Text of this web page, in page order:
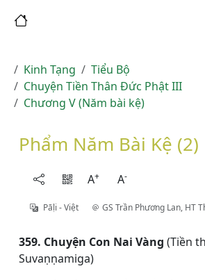
Kinh Tạng
Tiểu Bộ
Chuyện Tiền Thân Đức Phật III
Chương V (Năm bài kệ)
Phẩm Năm Bài Kệ (2)
A+ A-
Pāḷi - Việt GS Trần Phương Lan, HT
359. Chuyện Con Nai Vàng (Tiền
Suvaṇṇamiga)